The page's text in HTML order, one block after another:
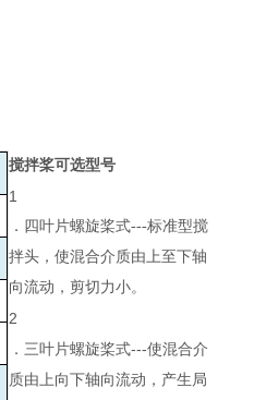
搅拌桨可选型号
1
．四叶片螺旋桨式---标准型搅
拌头，使混合介质由上至下轴
向流动，剪切力小。
2
．三叶片螺旋桨式---使混合介
质由上向下轴向流动，产生局